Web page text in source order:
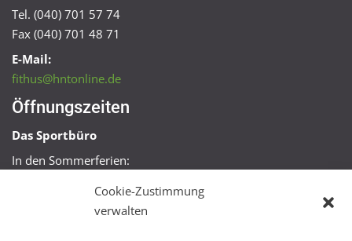
Cookie-Zustimmung
verwalten
Tel. (040) 701 57 74
Fax (040) 701 48 71
E-Mail:
fithus@hntonline.de
Öffnungszeiten
Das Sportbüro
In den Sommerferien:
Mo + Mi 16:00 – 18:00 Uhr